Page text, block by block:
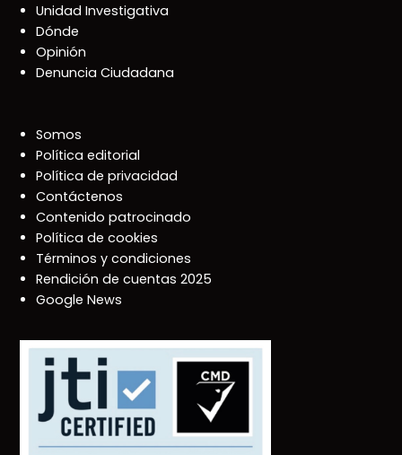
Unidad Investigativa
Dónde
Opinión
Denuncia Ciudadana
Somos
Política editorial
Política de privacidad
Contáctenos
Contenido patrocinado
Política de cookies
Términos y condiciones
Rendición de cuentas 2025
Google News